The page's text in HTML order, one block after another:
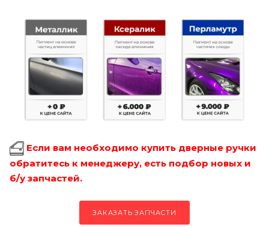
Если вам необходимо купить дверные ручки
обратитесь к менеджеру, есть подбор новых и
б/у запчастей.
ЗАКАЗАТЬ ЗАПЧАСТИ